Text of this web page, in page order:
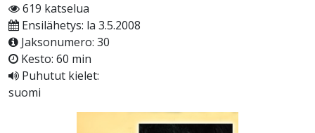
619 katselua
Ensilähetys: la 3.5.2008
Jaksonumero: 30
Kesto: 60 min
Puhutut kielet:
suomi